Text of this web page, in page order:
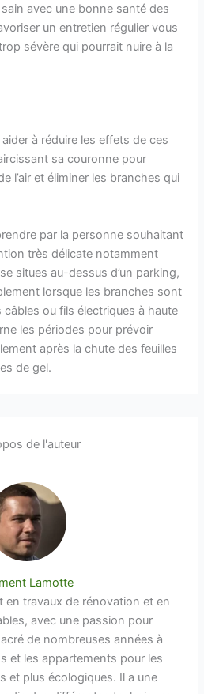
avec une bonne santé des
un entretien régulier vous
sévère qui pourrait nuire à la
aider à réduire les effets de ces
sa couronne pour
l’air et éliminer les branches qui
par la personne souhaitant
très délicate notamment
situes au-dessus d’un parking,
lorsque les branches sont
ou fils électriques à haute
les périodes pour prévoir
après la chute des feuilles
de gel.
de l'auteur
Lamotte
en travaux de rénovation et en
avec une passion pour
de nombreuses années à
et les appartements pour les
et plus écologiques. Il a une